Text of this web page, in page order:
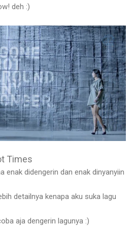
deh :)
Times
didengerin dan enak dinyanyiin
detailnya kenapa aku suka lagu
aja dengerin lagunya :)